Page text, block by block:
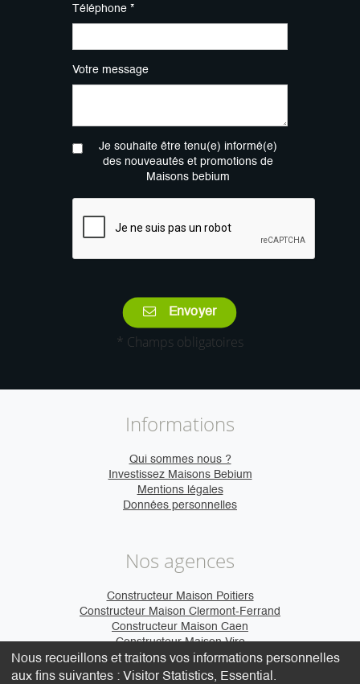
Téléphone *
Votre message
Je souhaite être tenu(e) informé(e)
des nouveautés et promotions de
Maisons bebium
Envoyer
* Champs obligatoires
Informations
Qui sommes nous ?
Investissez Maisons Bebium
Mentions légales
Données personnelles
Nos agences
Constructeur Maison Poitiers
Constructeur Maison Clermont-Ferrand
Constructeur Maison Caen
Constructeur Maison Vire
Nous recueillons et traitons vos informations personnelles
aux fins suivantes : Visitor Statistics, Essential .